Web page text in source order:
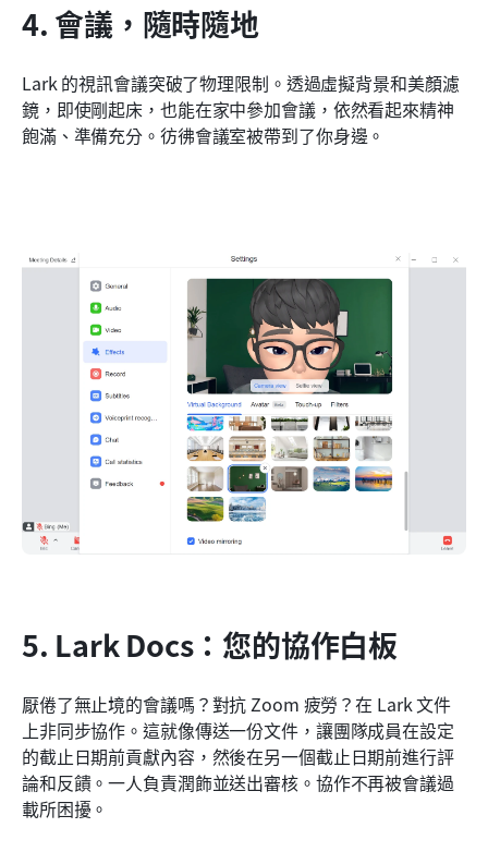
4. 會議，隨時隨地
Lark 的視訊會議突破了物理限制。透過虛擬背景和美顏濾
鏡，即使剛起床，也能在家中參加會議，依然看起來精神
飽滿、準備充分。彷彿會議室被帶到了你身邊。
5. Lark Docs：您的協作白板
厭倦了無止境的會議嗎？對抗 Zoom 疲勞？在 Lark 文件
上非同步協作。這就像傳送一份文件，讓團隊成員在設定
的截止日期前貢獻內容，然後在另一個截止日期前進行評
論和反饋。一人負責潤飾並送出審核。協作不再被會議過
載所困擾。